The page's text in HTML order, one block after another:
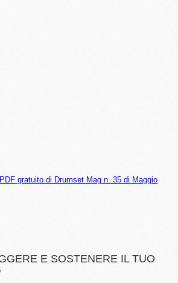
gratuito di Drumset Mag n. 35 di Maggio
E SOSTENERE IL TUO